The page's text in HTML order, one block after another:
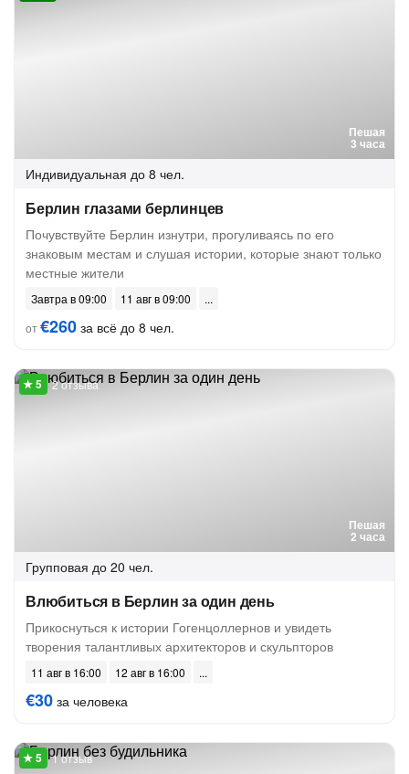
Пешая
3 часа
Индивидуальная до 8 чел.
Берлин глазами берлинцев
Почувствуйте Берлин изнутри, прогуливаясь по его
знаковым местам и слушая истории, которые знают только
местные жители
Завтра в 09:00
11 авг в 09:00
от€260 за всё до 8 чел.
Пешая
2 часа
2 отзыва
Групповая до 20 чел.
Влюбиться в Берлин за один день
Прикоснуться к истории Гогенцоллернов и увидеть
творения талантливых архитекторов и скульпторов
11 авг в 16:00 12 авг в 16:00
€30 за человека
1 отзыв